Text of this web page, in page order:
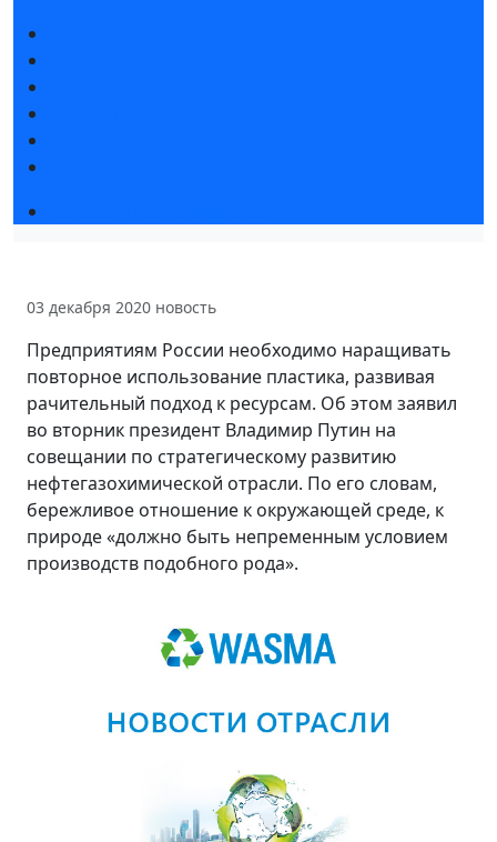
03 декабря 2020 новость
Предприятиям России необходимо наращивать
повторное использование пластика, развивая
рачительный подход к ресурсам. Об этом заявил
во вторник президент Владимир Путин на
совещании по стратегическому развитию
нефтегазохимической отрасли. По его словам,
бережливое отношение к окружающей среде, к
природе «должно быть непременным условием
производств подобного рода».